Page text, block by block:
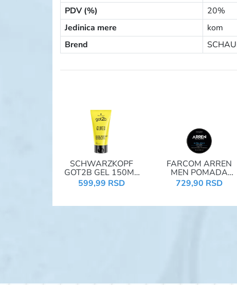
PDV (%)
20%
Jedinica mere
kom
Brend
SCHWARZKOPF
GOT2B GEL 150ML
MAN GLUED
599,99 RSD
FARCOM ARREN
MEN POMADA
100ML ULTRA HOLD
729,90 RSD